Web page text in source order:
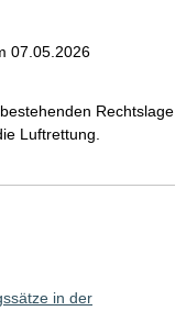
07.05.2026
Rechtslage
Luftrettung.
in der